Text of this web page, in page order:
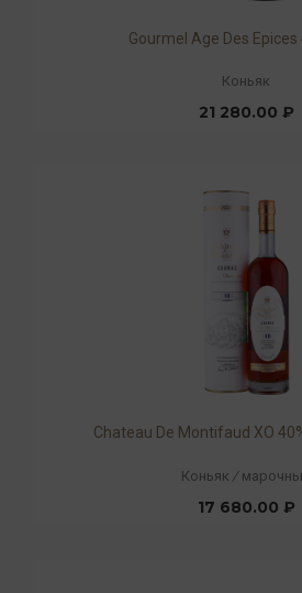
Gourmel Age Des Epices
Коньяк
21 280.00 ₽
Chateau De Montifaud XO
Коньяк /
17 680.00 ₽